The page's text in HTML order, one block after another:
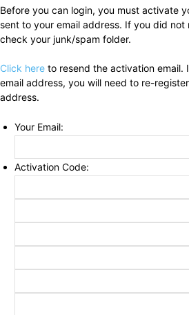
Before you can login, you must activate
sent to your email address. If you did not
check your junk/spam folder.
Click here to resend the activation email.
email address, you will need to re-
address.
Your Email:
Activation Code: